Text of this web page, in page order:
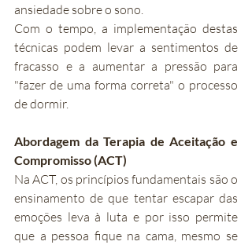
ansiedade sobre o sono.
Com o tempo, a implementação destas
técnicas podem levar a sentimentos de
fracasso e a aumentar a pressão para
"fazer de uma forma correta" o processo
de dormir.
Abordagem da Terapia de Aceitação e
Compromisso (ACT)
Na ACT, os princípios fundamentais são o
ensinamento de que tentar escapar das
emoções leva à luta e por isso permite
que a pessoa fique na cama, mesmo se